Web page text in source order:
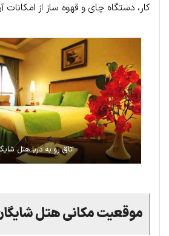
کار، دستگاه چای و قهوه ساز از
اتاق رو به دریا هتل
موقعیت مکانی هتل